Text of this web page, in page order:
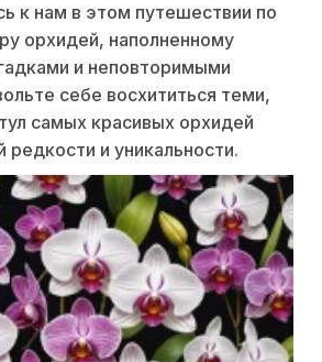
к нам в этом путешествии по
орхидей, наполненному
и неповторимыми
себе восхититься теми,
самых красивых орхидей
редкости и уникальности.